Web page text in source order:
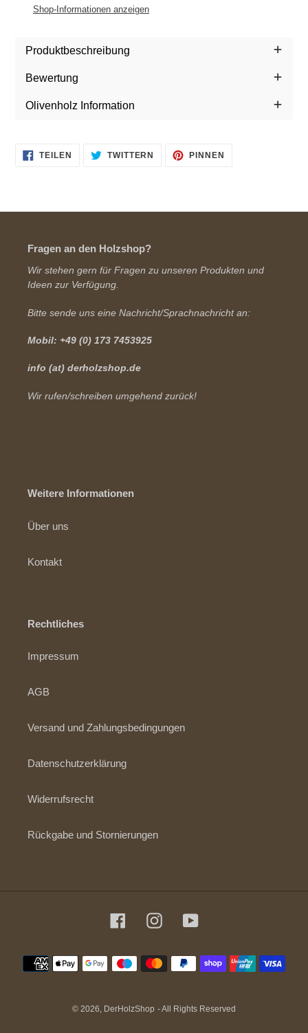
Shop-Informationen anzeigen
Produktbeschreibung
Bewertung
Olivenholz Information
TEILEN
FACEBOOK
TWITTERN AUF
TWITTER
PINNEN
Fragen an den Holzshop?
Wir stehen gern für Fragen zu unseren Produkten und
Ideen zur Verfügung.
Bitte sende uns eine Nachricht/Sprachnachricht an:
Mobil: +49 (0) 173 7453925
info (at) derholzshop.de
Wir rufen/schreiben umgehend zurück!
Weitere Informationen
Über uns
Kontakt
Rechtliches
Impressum
AGB
Versand und Zahlungsbedingungen
Datenschutzerklärung
Widerrufsrecht
Rückgabe und Stornierungen
FacebookInstagramYouTube
Zahlungsmethoden
© 2026, DerHolzShop - All Rights Reserved